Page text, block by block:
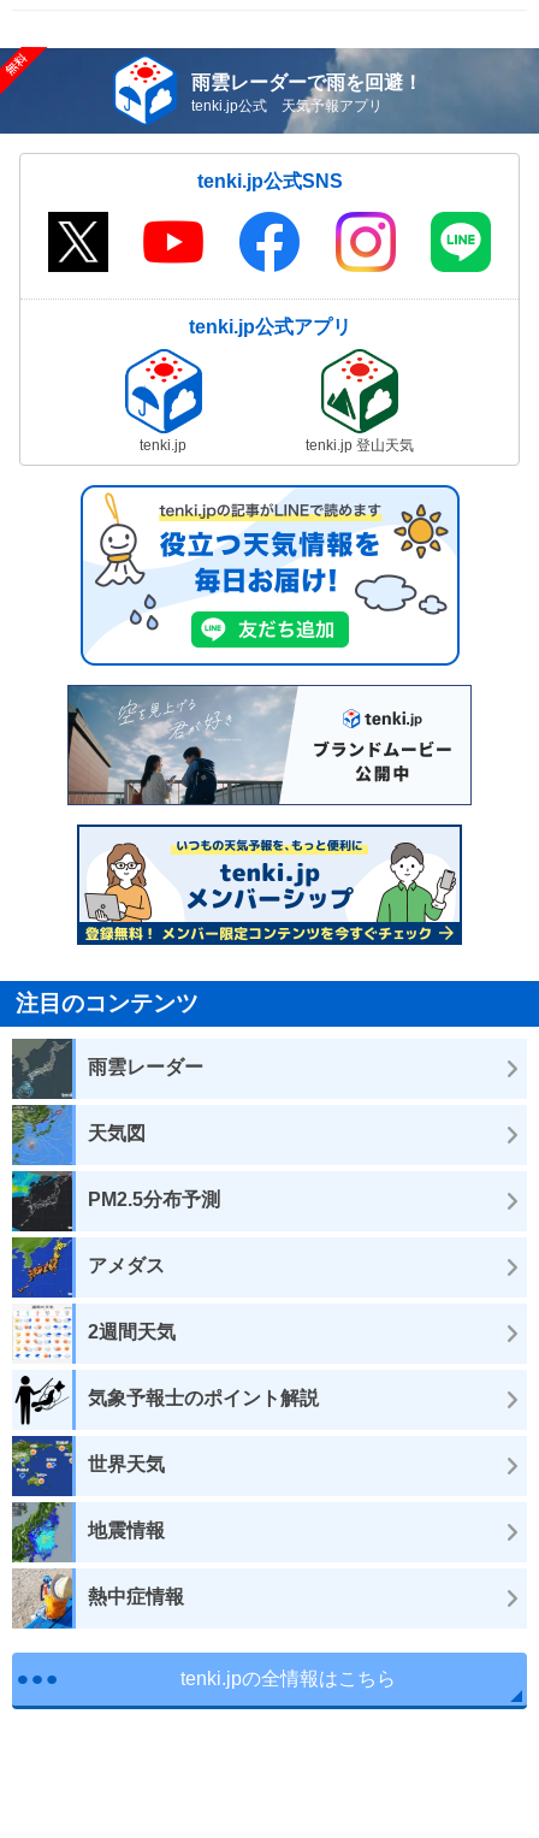
雨雲レーダーで雨を回避！
tenki.jp公式 天気予報アプリ
tenki.jp公式SNS
tenki.jp公式アプリ
tenki.jp tenki.jp 登山天気
注目のコンテンツ
雨雲レーダー
天気図
PM2.5分布予測
アメダス
2週間天気
気象予報士のポイント解説
世界天気
地震情報
熱中症情報
tenki.jpの全情報はこちら